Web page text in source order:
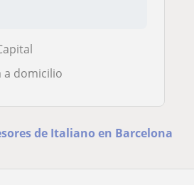
a domicilio
de Italiano en Barcelona